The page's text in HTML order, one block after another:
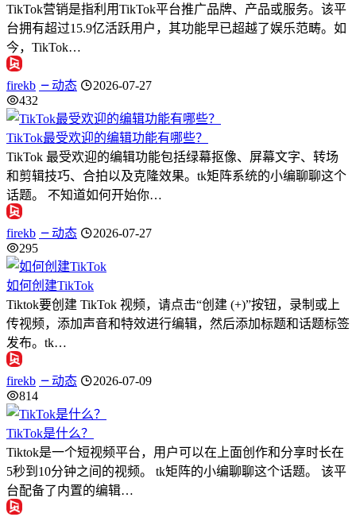
TikTok营销是指利用TikTok平台推广品牌、产品或服务。该平
台拥有超过15.9亿活跃用户，其功能早已超越了娱乐范畴。如
今，TikTok…
firekb 动态
2026-07-27
432
TikTok最受欢迎的编辑功能有哪些？
TikTok 最受欢迎的编辑功能包括绿幕抠像、屏幕文字、转场
和剪辑技巧、合拍以及克隆效果。tk矩阵系统的小编聊聊这个
话题。 不知道如何开始你…
firekb 动态
2026-07-27
295
如何创建TikTok
Tiktok要创建 TikTok 视频，请点击“创建 (+)”按钮，录制或上
传视频，添加声音和特效进行编辑，然后添加标题和话题标签
发布。tk…
firekb 动态
2026-07-09
814
TikTok是什么？
Tiktok是一个短视频平台，用户可以在上面创作和分享时长在
5秒到10分钟之间的视频。 tk矩阵的小编聊聊这个话题。 该平
台配备了内置的编辑…